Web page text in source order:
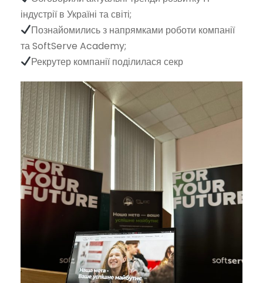
індустрії в Україні та світі;
Познайомились з напрямками роботи компанії
та SoftServe Academy;
Рекрутер компанії поділилася секр